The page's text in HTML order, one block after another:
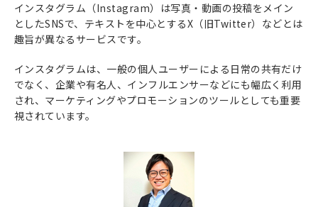
インスタグラム（Instagram）は写真・動画の投稿をメイン
としたSNSで、テキストを中心とするX（旧Twitter）などとは
趣旨が異なるサービスです。
インスタグラムは、一般の個人ユーザーによる日常の共有だけ
でなく、企業や有名人、インフルエンサーなどにも幅広く利用
され、マーケティングやプロモーションのツールとしても重要
視されています。